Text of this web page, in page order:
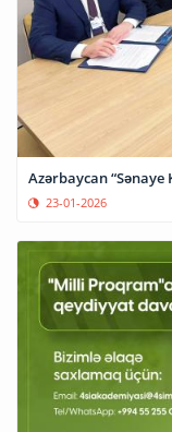
Azərbaycan
23-01-2026